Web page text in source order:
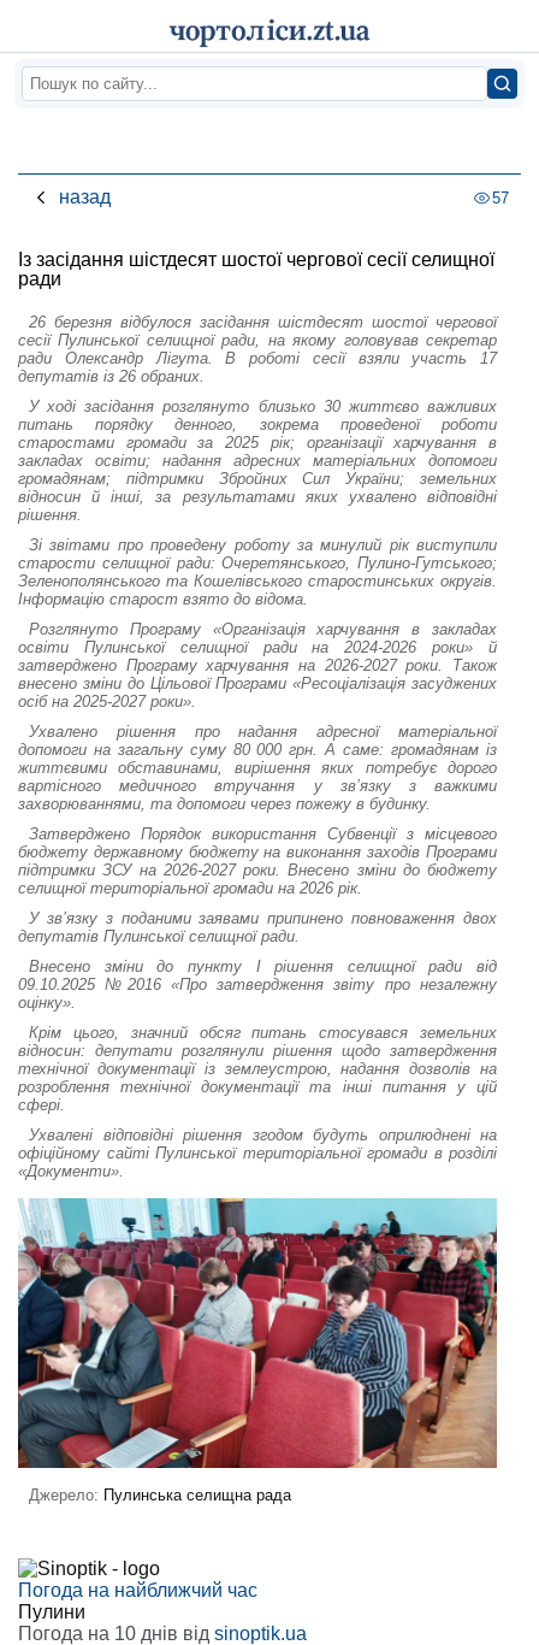
назад 57
Із засідання шістдесят шостої чергової сесії селищної
ради
26 березня відбулося засідання шістдесят шостої чергової
сесії Пулинської селищної ради, на якому головував секретар
ради Олександр Лігута. В роботі сесії взяли участь 17
депутатів із 26 обраних.
У ході засідання розглянуто близько 30 життєво важливих
питань порядку денного, зокрема проведеної роботи
старостами громади за 2025 рік; організації харчування в
закладах освіти; надання адресних матеріальних допомоги
громадянам; підтримки Збройних Сил України; земельних
відносин й інші, за результатами яких ухвалено відповідні
рішення.
Зі звітами про проведену роботу за минулий рік виступили
старости селищної ради: Очеретянського, Пулино-Гутського;
Зеленополянського та Кошелівського старостинських округів.
Інформацію старост взято до відома.
Розглянуто Програму «Організація харчування в закладах
освіти Пулинської селищної ради на 2024-2026 роки» й
затверджено Програму харчування на 2026-2027 роки. Також
внесено зміни до Цільової Програми «Ресоціалізація засуджених
осіб на 2025-2027 роки».
Ухвалено рішення про надання адресної матеріальної
допомоги на загальну суму 80 000 грн. А саме: громадянам із
життєвими обставинами, вирішення яких потребує дорого
вартісного медичного втручання у зв’язку з важкими
захворюваннями, та допомоги через пожежу в будинку.
Затверджено Порядок використання Субвенції з місцевого
бюджету державному бюджету на виконання заходів Програми
підтримки ЗСУ на 2026-2027 роки. Внесено зміни до бюджету
селищної територіальної громади на 2026 рік.
У зв’язку з поданими заявами припинено повноваження двох
депутатів Пулинської селищної ради.
Внесено зміни до пункту І рішення селищної ради від
09.10.2025 №2016 «Про затвердження звіту про незалежну
оцінку».
Крім цього, значний обсяг питань стосувався земельних
відносин: депутати розглянули рішення щодо затвердження
технічної документації із землеустрою, надання дозволів на
розроблення технічної документації та інші питання у цій
сфері.
Ухвалені відповідні рішення згодом будуть оприлюднені на
офіційному сайті Пулинської територіальної громади в розділі
«Документи».
Джерело: Пулинська селищна рада
Погода на найближчий час
Пулини
Погода на 10 днів від sinoptik.ua